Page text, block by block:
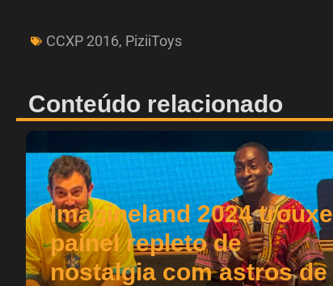
CCXP 2016, PiziiToys
Conteúdo relacionado
Imagineland 2024 trouxe
painel repleto de
nostalgia com astros de